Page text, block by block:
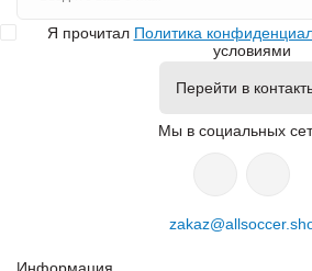
Я прочитал Политика
условиями
Перейти в
Мы в социальных